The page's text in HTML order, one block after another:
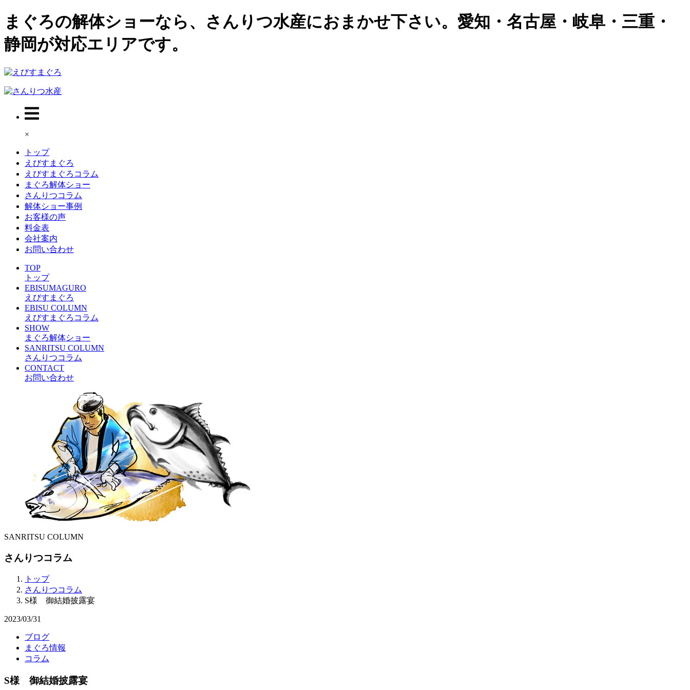
まぐろの解体ショーなら、さんりつ水産におまかせ下さい。愛知・名古屋・岐阜・三重・
静岡が対応エリアです。
×
トップ
えびすまぐろ
えびすまぐろコラム
まぐろ解体ショー
さんりつコラム
解体ショー事例
お客様の声
料金表
会社案内
お問い合わせ
TOP
トップ
EBISUMAGURO
えびすまぐろ
EBISU COLUMN
えびすまぐろコラム
SHOW
まぐろ解体ショー
SANRITSU COLUMN
さんりつコラム
CONTACT
お問い合わせ
SANRITSU COLUMN
さんりつコラム
トップ
さんりつコラム
S様 御結婚披露宴
2023/03/31
ブログ
まぐろ情報
コラム
S様 御結婚披露宴